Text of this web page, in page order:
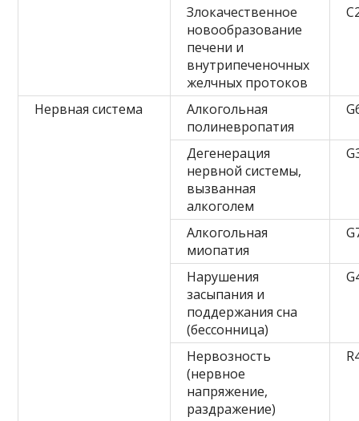
Злокачественное
новообразование
печени и
внутрипеченочных
желчных протоков
Нервная система
Алкогольная
полиневропатия
Дегенерация
нервной системы,
вызванная
алкоголем
Алкогольная
миопатия
Нарушения
засыпания и
поддержания сна
(бессонница)
Нервозность
(нервное
напряжение,
раздражение)